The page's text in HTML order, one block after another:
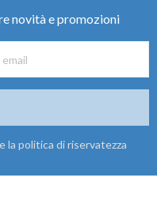
novità e promozioni
la politica di riservatezza